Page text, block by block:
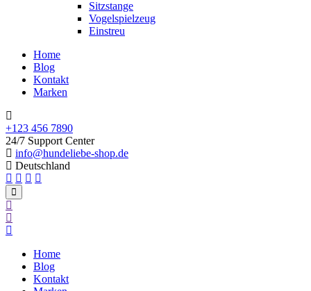
Sitzstange
Vogelspielzeug
Einstreu
Home
Blog
Kontakt
Marken
+123 456 7890
24/7 Support Center
info@hundeliebe-shop.de
Deutschland
Home
Blog
Kontakt